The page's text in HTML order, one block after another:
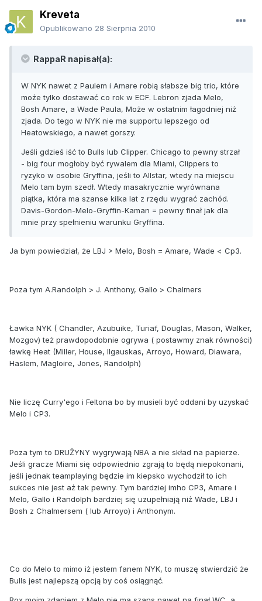
Kreveta
Opublikowano 28 Sierpnia 2010
RappaR napisał(a):
W NYK nawet z Paulem i Amare robią słabsze big trio, które
może tylko dostawać co rok w ECF. Lebron zjada Melo,
Bosh Amare, a Wade Paula, Może w ostatnim łagodniej niż
zjada. Do tego w NYK nie ma supportu lepszego od
Heatowskiego, a nawet gorszy.
Jeśli gdzieś iść to Bulls lub Clipper. Chicago to pewny strzał
- big four mogłoby być rywalem dla Miami, Clippers to
ryzyko w osobie Gryffina, jeśli to Allstar, wtedy na miejscu
Melo tam bym szedł. Wtedy masakrycznie wyrównana
piątka, która ma szanse kilka lat z rzędu wygrać zachód.
Davis-Gordon-Melo-Gryffin-Kaman = pewny finał jak dla
mnie przy spełnieniu warunku Gryffina.
Ja bym powiedział, że LBJ > Melo, Bosh = Amare, Wade < Cp3.
Poza tym A.Randolph > J. Anthony, Gallo > Chalmers
Ławka NYK ( Chandler, Azubuike, Turiaf, Douglas, Mason, Walker,
Mozgov) też prawdopodobnie ogrywa ( postawmy znak równości)
ławkę Heat (Miller, House, Ilgauskas, Arroyo, Howard, Diawara,
Haslem, Magloire, Jones, Randolph)
Nie liczę Curry'ego i Feltona bo by musieli być oddani by uzyskać
Melo i CP3.
Poza tym to DRUŻYNY wygrywają NBA a nie skład na papierze.
Jeśli gracze Miami się odpowiednio zgrają to będą niepokonani,
jeśli jednak teamplaying będzie im kiepsko wychodził to ich
sukces nie jest aż tak pewny. Tym bardziej imho CP3, Amare i
Melo, Gallo i Randolph bardziej się uzupełniają niż Wade, LBJ i
Bosh z Chalmersem ( lub Arroyo) i Anthonym.
Co do Melo to mimo iż jestem fanem NYK, to muszę stwierdzić że
Bulls jest najlepszą opcją by coś osiągnąć.